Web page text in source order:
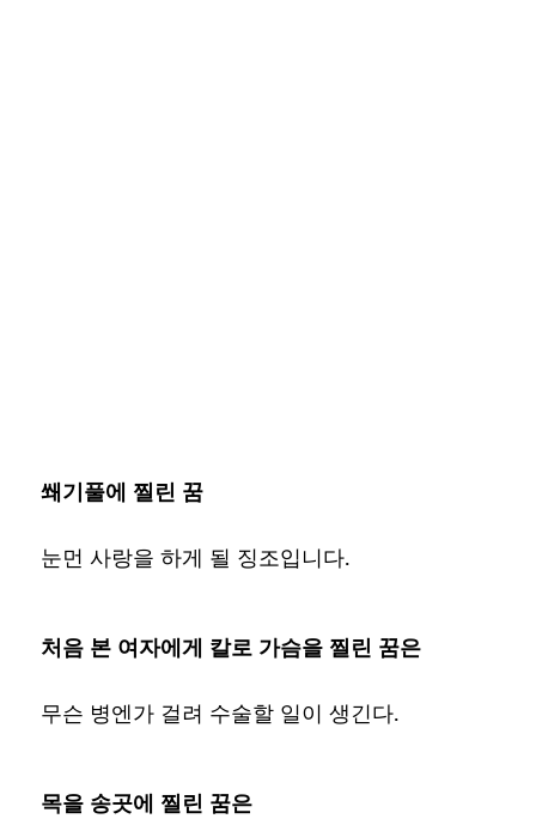
쐐기풀에 찔린 꿈
눈먼 사랑을 하게 될 징조입니다.
처음 본 여자에게 칼로 가슴을 찔린 꿈은
무슨 병엔가 걸려 수술할 일이 생긴다.
목을 송곳에 찔린 꿈은